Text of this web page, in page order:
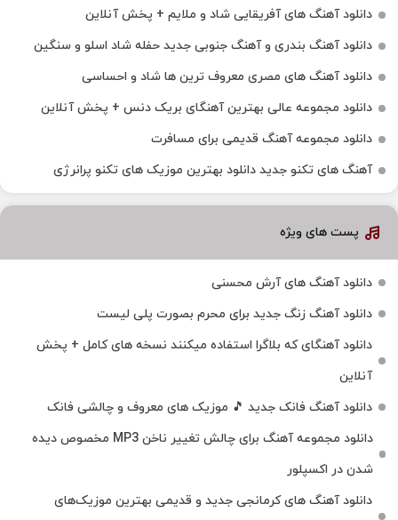
دانلود آهنگ های آفریقایی شاد و ملایم + پخش آنلاین
دانلود آهنگ بندری و آهنگ جنوبی جدید حفله شاد اسلو و سنگین
دانلود آهنگ های مصری معروف ترین ها شاد و احساسی
دانلود مجموعه عالی بهترین آهنگای بریک دنس + پخش آنلاین
دانلود مجموعه آهنگ قدیمی برای مسافرت
آهنگ های تکنو جدید دانلود بهترین موزیک های تکنو پرانرژی
پست های ویژه
دانلود آهنگ های آرش محسنی
دانلود آهنگ زنگ جدید برای محرم بصورت پلی لیست
دانلود آهنگای که بلاگرا استفاده میکنند نسخه های کامل + پخش
آنلاین
دانلود آهنگ فانک جدید 🎵 موزیک‌ های معروف و چالشی فانک
دانلود مجموعه آهنگ برای چالش تغییر ناخن MP3 مخصوص دیده
شدن در اکسپلور
دانلود آهنگ‌ های کرمانجی جدید و قدیمی بهترین موزیک‌های